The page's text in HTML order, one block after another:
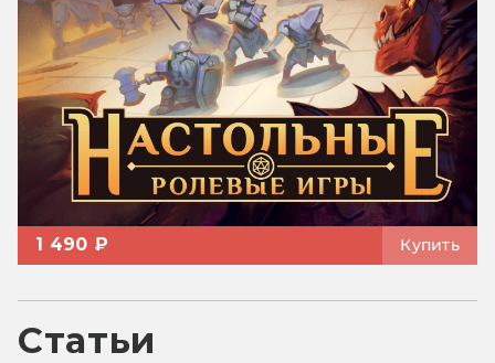
1 490 ₽ Купить
Статьи